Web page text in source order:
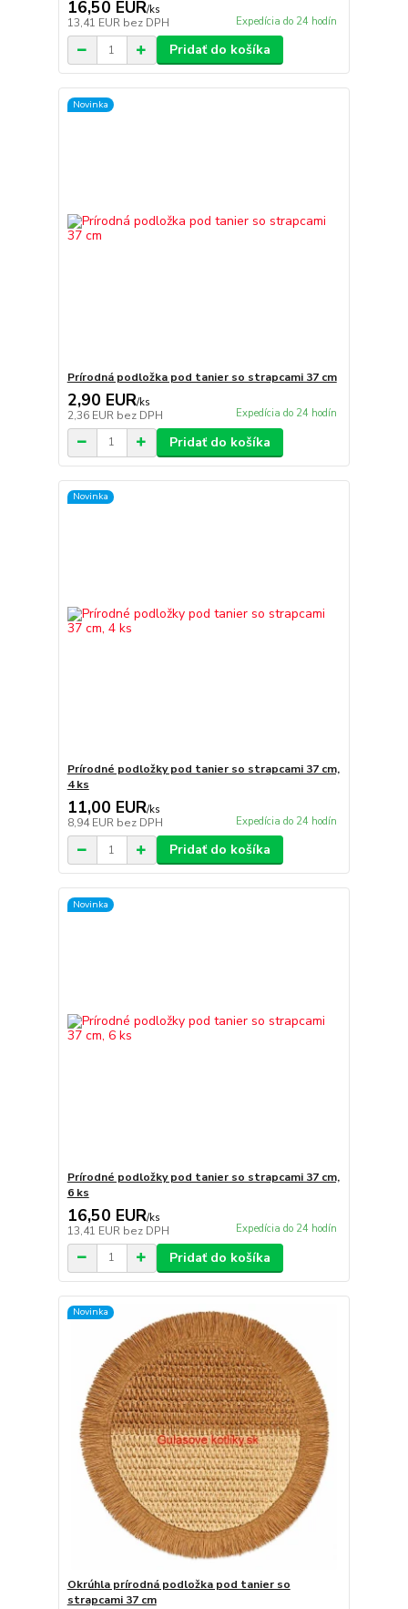
16,50 EUR/ks
13,41 EUR bez DPH Expedícia do 24 hodín
Pridať do košíka
Novinka
Prírodná podložka pod tanier so strapcami 37 cm
2,90 EUR/ks
2,36 EUR bez DPH Expedícia do 24 hodín
Pridať do košíka
Novinka
Prírodné podložky pod tanier so strapcami 37 cm,
4 ks
11,00 EUR/ks
8,94 EUR bez DPH Expedícia do 24 hodín
Pridať do košíka
Novinka
Prírodné podložky pod tanier so strapcami 37 cm,
6 ks
16,50 EUR/ks
13,41 EUR bez DPH Expedícia do 24 hodín
Pridať do košíka
Novinka
Okrúhla prírodná podložka pod tanier so
strapcami 37 cm